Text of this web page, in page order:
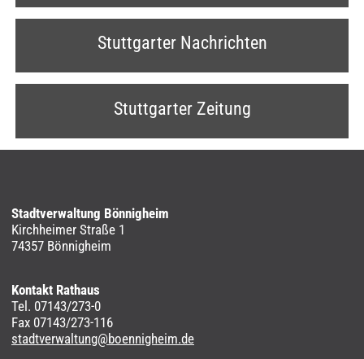
Stuttgarter Nachrichten
Stuttgarter Zeitung
Stadtverwaltung Bönnigheim
Kirchheimer Straße 1
74357 Bönnigheim
Kontakt Rathaus
Tel. 07143/273-0
Fax 07143/273-116
stadtverwaltung@boennigheim.de